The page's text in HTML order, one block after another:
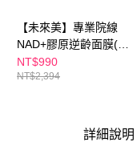
【未來美】專業院線
NAD+膠原逆齡面膜(3
片/盒) x6盒
NT$990
NT$2,394
詳細說明